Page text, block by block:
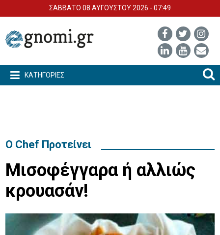
ΣΑΒΒΑΤΟ 08 ΑΥΓΟΥΣΤΟΥ 2026 - 07:49
ΚΑΤΗΓΟΡΙΕΣ
Ο Chef Προτείνει
Μισοφέγγαρα ή αλλιώς
κρουασάν!